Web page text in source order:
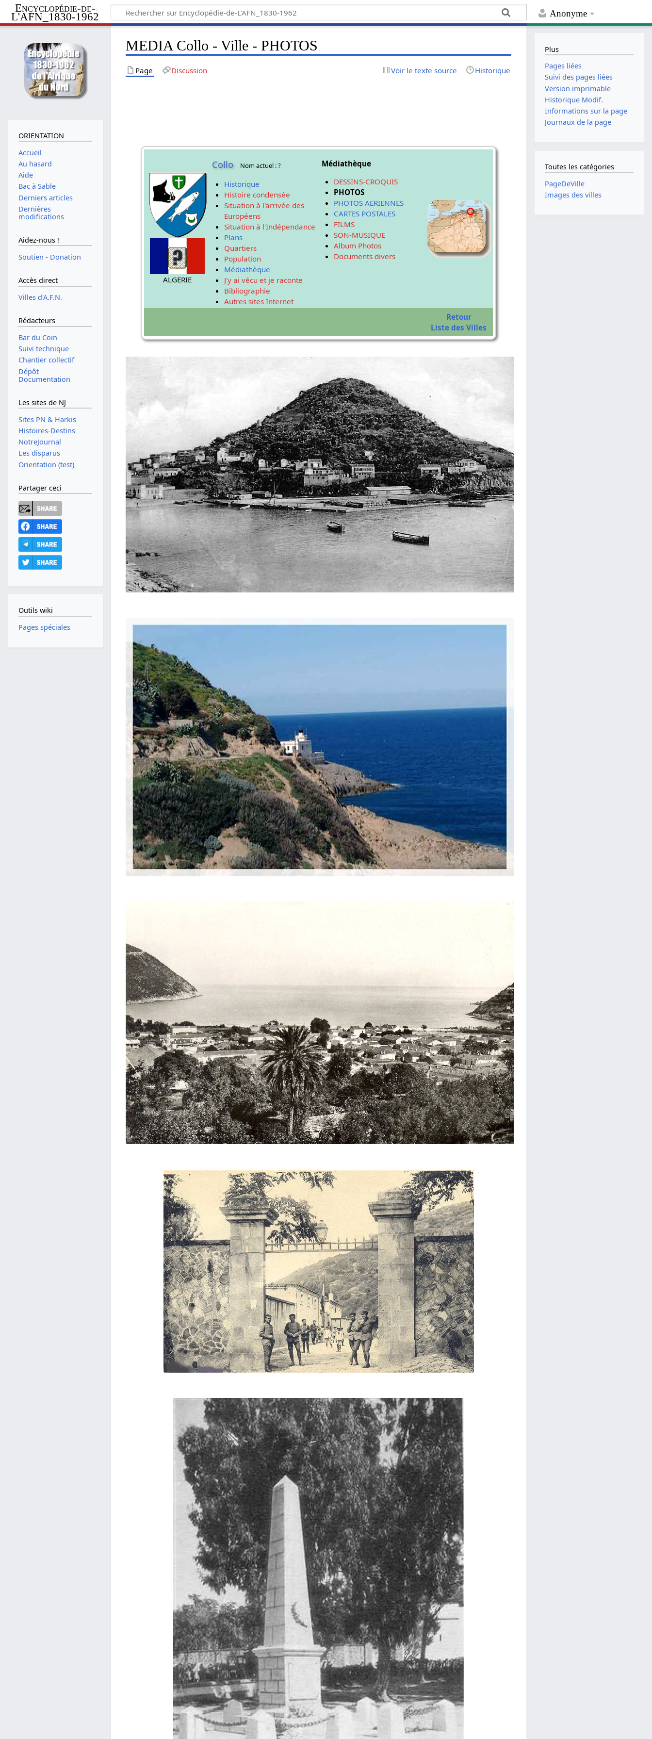
Anonyme
Encyclopédie-de-
L'AFN_1830-1962
MEDIA Collo - Ville - PHOTOS
Page Discussion Voir le texte source Historique
ALGERIE
Collo Nom actuel : ?
Historique
Histoire condensée
Situation à l'arrivée des
Européens
Situation à l'Indépendance
Plans
Quartiers
Population
Médiathèque
J'y ai vécu et je raconte
Bibliographie
Autres sites Internet
Médiathèque
DESSINS-CROQUIS
PHOTOS
PHOTOS AERIENNES
CARTES POSTALES
FILMS
SON-MUSIQUE
Album Photos
Documents divers
Retour
Liste des Villes
ORIENTATION
Accueil
Au hasard
Aide
Bac à Sable
Derniers articles
Dernières
modifications
Aidez-nous !
Soutien - Donation
Accès direct
Villes d'A.F.N.
Rédacteurs
Bar du Coin
Suivi technique
Chantier collectif
Dépôt
Documentation
Les sites de NJ
Sites PN & Harkis
Histoires-Destins
NotreJournal
Les disparus
Orientation (test)
Partager ceci
Outils wiki
Pages spéciales
Plus
Pages liées
Suivi des pages liées
Version imprimable
Historique Modif.
Informations sur la page
Journaux de la page
Toutes les catégories
PageDeVille
Images des villes